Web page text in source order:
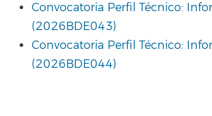
Convocatoria Perfil Técnico:
(2026BDE043)
Convocatoria Perfil Técnico:
(2026BDE044)